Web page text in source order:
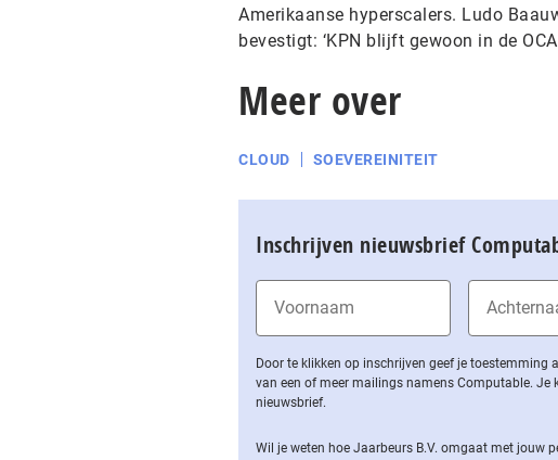
Amerikaanse hyperscalers. Ludo
bevestigt: ‘KPN blijft gewoon in de
Meer over
CLOUD SOEVEREINITEIT
Inschrijven nieuwsbrief
Door te klikken op inschrijven geef je toestemming
van een of meer mailings namens Computable.
nieuwsbrief.
Wil je weten hoe Jaarbeurs B.V. omgaat met jouw